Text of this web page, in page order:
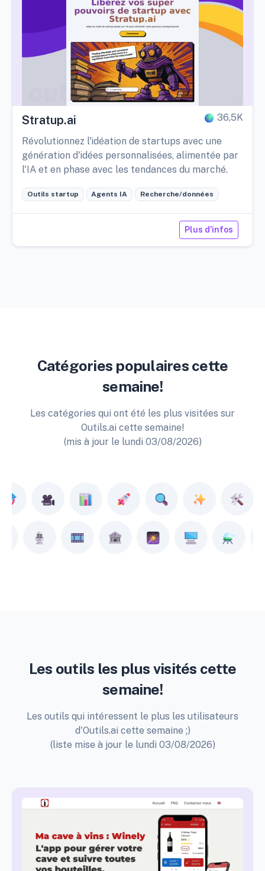
Stratup.ai 36,5K
Révolutionnez l'idéation de startups avec une
génération d'idées personnalisées, alimentée par
l'IA et en phase avec les tendances du marché.
Outils startup Agents IA Recherche/données
Plus d'infos
Catégories populaires cette
semaine!
Les catégories qui ont été les plus visitées sur
Outils.ai cette semaine!
(mis à jour le lundi 03/08/2026)
Les outils les plus visités cette
semaine!
Les outils qui intéressent le plus les utilisateurs
d'Outils.ai cette semaine ;)
(liste mise à jour le lundi 03/08/2026)